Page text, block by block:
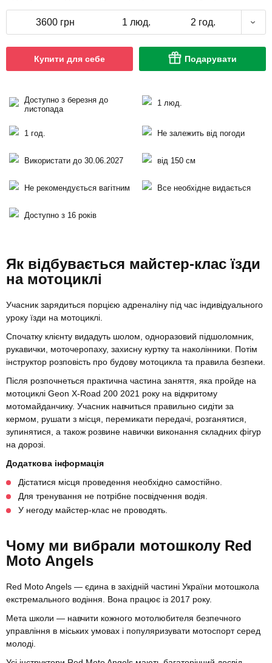
3600 грн 1 люд. 2 год.
Купити для себе Подарувати
Доступно з березня до
листопада
1 люд.
1 год. Не залежить від погоди
Використати до 30.06.2027 від 150 см
Не рекомендується вагітним Все необхідне видається
Доступно з 16 років
Як відбувається майстер-клас їзди
на мотоциклі
Учасник зарядиться порцією адреналіну під час індивідуального
уроку їзди на мотоциклі.
Спочатку клієнту видадуть шолом, одноразовий підшоломник,
рукавички, моточеропаху, захисну куртку та наколінники. Потім
інструктор розповість про будову мотоцикла та правила безпеки.
Після розпочнеться практична частина заняття, яка пройде на
мотоциклі Geon X-Road 200 2021 року на відкритому
мотомайданчику. Учасник навчиться правильно сидіти за
кермом, рушати з місця, перемикати передачі, розганятися,
зупинятися, а також розвине навички виконання складних фігур
на дорозі.
Додаткова інформація
Дістатися місця проведення необхідно самостійно.
Для тренування не потрібне посвідчення водія.
У негоду майстер-клас не проводять.
Чому ми вибрали мотошколу Red
Moto Angels
Red Moto Angels — єдина в західній частині України мотошкола
екстремального водіння. Вона працює із 2017 року.
Мета школи — навчити кожного мотолюбителя безпечного
управління в міських умовах і популяризувати мотоспорт серед
молоді.